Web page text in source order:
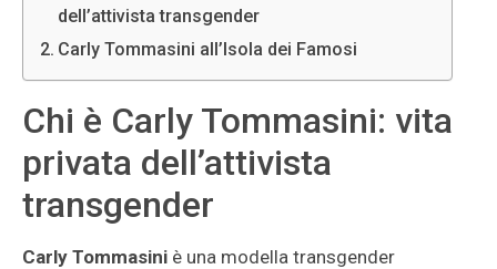
dell’attivista transgender
Carly Tommasini all’Isola dei Famosi
Chi è Carly Tommasini: vita
privata dell’attivista
transgender
Carly Tommasini è una modella transgender